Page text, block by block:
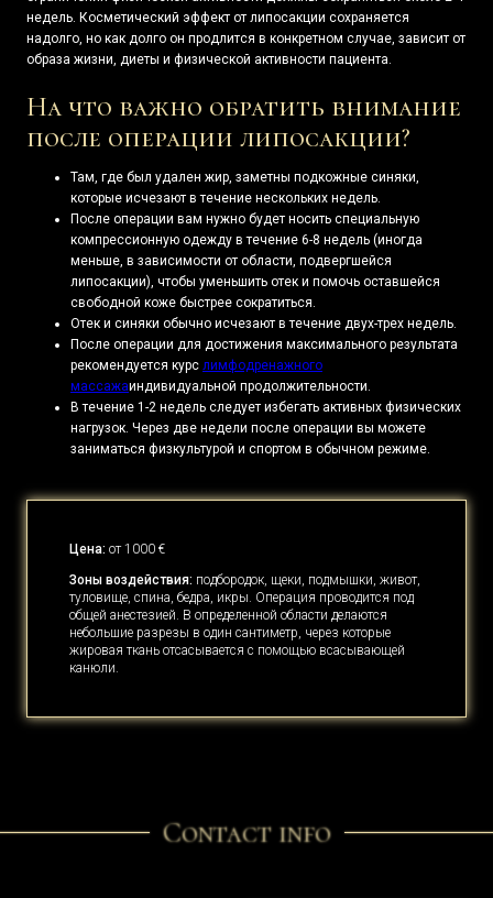
недель. Косметический эффект от липосакции сохраняется
надолго, но как долго он продлится в конкретном случае, зависит от
образа жизни, диеты и физической активности пациента.
На что важно обратить внимание
после операции липосакции?
Там, где был удален жир, заметны подкожные синяки,
которые исчезают в течение нескольких недель.
После операции вам нужно будет носить специальную
компрессионную одежду в течение 6-8 недель (иногда
меньше, в зависимости от области, подвергшейся
липосакции), чтобы уменьшить отек и помочь оставшейся
свободной коже быстрее сократиться.
Отек и синяки обычно исчезают в течение двух-трех недель.
После операции для достижения максимального результата
рекомендуется курс лимфодренажного
массажаиндивидуальной продолжительности.
В течение 1-2 недель следует избегать активных физических
нагрузок. Через две недели после операции вы можете
заниматься физкультурой и спортом в обычном режиме.
Цена: от 1000 €
Зоны воздействия: подбородок, щеки, подмышки, живот,
туловище, спина, бедра, икры. Операция проводится под
общей анестезией. В определенной области делаются
небольшие разрезы в один сантиметр, через которые
жировая ткань отсасывается с помощью всасывающей
канюли.
Contact info